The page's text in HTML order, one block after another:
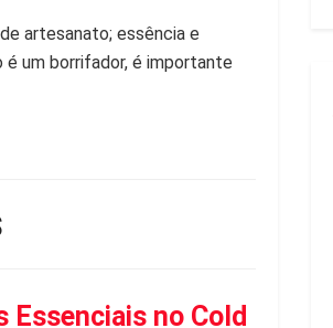
artesanato; essência e
um borrifador, é importante
Essenciais no Cold